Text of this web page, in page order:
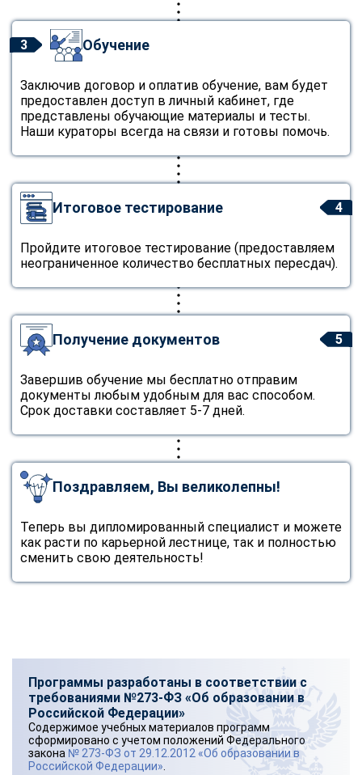
3 Обучение
Заключив договор и оплатив обучение, вам будет
предоставлен доступ в личный кабинет, где
представлены обучающие материалы и тесты.
Наши кураторы всегда на связи и готовы помочь.
4
Итоговое тестирование
Пройдите итоговое тестирование (предоставляем
неограниченное количество бесплатных пересдач).
5
Получение документов
Завершив обучение мы бесплатно отправим
документы любым удобным для вас способом.
Срок доставки составляет 5-7 дней.
Поздравляем, Вы великолепны!
Теперь вы дипломированный специалист и можете
как расти по карьерной лестнице, так и полностью
сменить свою деятельность!
Программы разработаны в соответствии с
требованиями №273-ФЗ «Об образовании в
Российской Федерации»
Содержимое учебных материалов программ
сформировано с учетом положений Федерального
закона № 273-ФЗ от 29.12.2012 «Об образовании в
Российской Федерации»